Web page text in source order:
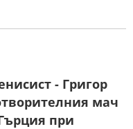
- Григор
мач
при